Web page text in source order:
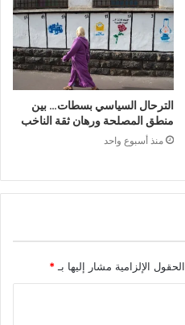
الترحال السياسي بسطات… بين
منطق المصلحة ورهان ثقة الناخب
منذ أسبوع واحد
الحقول الإلزامية مشار إليها بـ*